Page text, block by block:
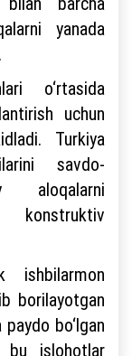
yanada
o‘rtasida
uchun
Turkiya
savdo-
aloqalarni
konstruktiv
ishbilarmon
borilayotgan
bo‘lgan
bu islohotlar